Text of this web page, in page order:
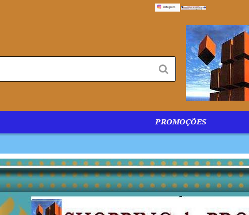
PROMOÇÕES